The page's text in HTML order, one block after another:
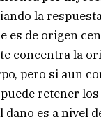
la
es de origen
concentra la
pero si aun
retener
es a nivel